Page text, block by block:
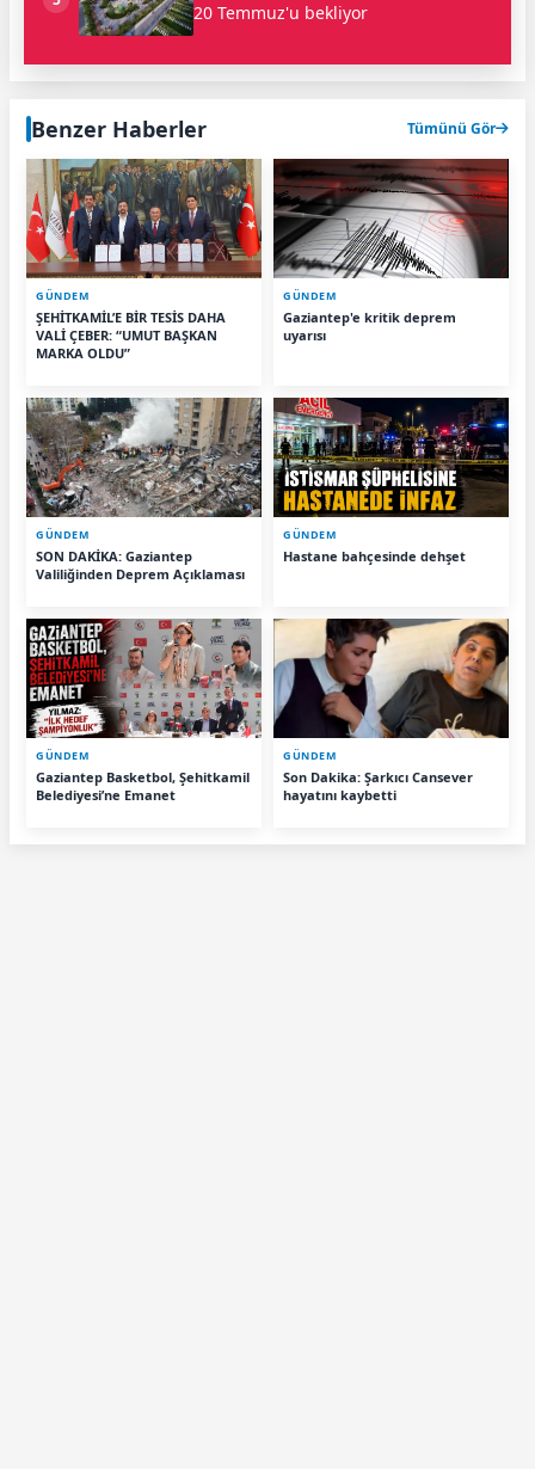
20 Temmuz'u bekliyor
Benzer Haberler Tümünü Gör
GÜNDEM
ŞEHİTKAMİL’E BİR TESİS DAHA
VALİ ÇEBER: “UMUT BAŞKAN
MARKA OLDU”
GÜNDEM
Gaziantep'e kritik deprem
uyarısı
GÜNDEM
SON DAKİKA: Gaziantep
Valiliğinden Deprem Açıklaması
GÜNDEM
Hastane bahçesinde dehşet
GÜNDEM
Gaziantep Basketbol, Şehitkamil
Belediyesi’ne Emanet
GÜNDEM
Son Dakika: Şarkıcı Cansever
hayatını kaybetti